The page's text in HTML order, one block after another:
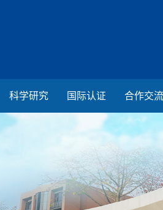
科学研究 国际认证 合作交流